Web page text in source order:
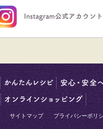
サイトマップ プライバシーポリ